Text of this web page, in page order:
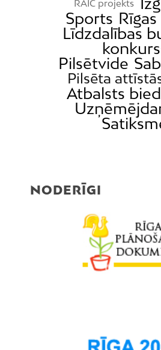
RAIC projekts
Sports
Līdzdalības
Pilsētvide
Pilsēta
Atbalsts
NODERĪGI